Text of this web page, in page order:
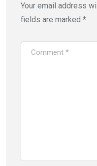
Your email address
fields are marked *